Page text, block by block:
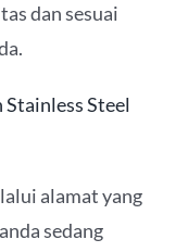
dan sesuai
Steel
alamat yang
sedang